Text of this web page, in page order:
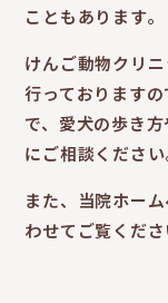
こともあります。
けんご動物クリ
行っております
で、愛犬の歩き
にご相談ください
また、当院ホーム
わせてご覧くださ